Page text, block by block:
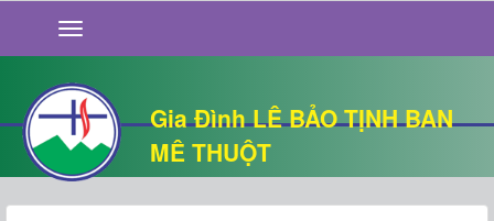
Gia Đình LÊ BẢO TỊNH BAN
MÊ THUỘT
GIỚI THIỆU
TIN TỨC
SỐNG ĐẠO
CHUYỆN NHÀ
QUÁN VĂN